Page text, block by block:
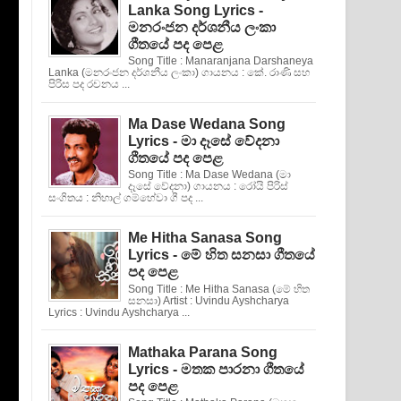
Lanka Song Lyrics -
මනරංජන දර්ශනීය ලංකා
ගීතයේ පද පෙළ
Song Title : Manaranjana Darshaneya
Lanka (මනරංජන දර්ශනීය ලංකා) ගායනය : කේ. රාණි සහ
පිරිස පද රචනය ...
Ma Dase Wedana Song
Lyrics - මා දෑසේ වේදනා
ගීතයේ පද පෙළ
Song Title : Ma Dase Wedana (මා
දෑසේ වේදනා) ගායනය : රෝයි පිරිස්
සංගිතය : නිහාල් ගම්හේවා ගී පද ...
Me Hitha Sanasa Song
Lyrics - මේ හිත සනසා ගීතයේ
පද පෙළ
Song Title : Me Hitha Sanasa (මේ හිත
සනසා) Artist : Uvindu Ayshcharya
Lyrics : Uvindu Ayshcharya ...
Mathaka Parana Song
Lyrics - මතක පාරනා ගීතයේ
පද පෙළ